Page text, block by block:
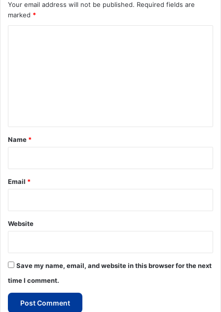
Your email address will not be published. Required fields are
marked *
*
Name *
Email *
Website
Save my name, email, and website in this browser for the next
time I comment.